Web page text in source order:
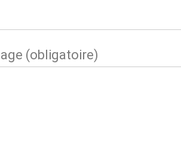
(obligatoire)